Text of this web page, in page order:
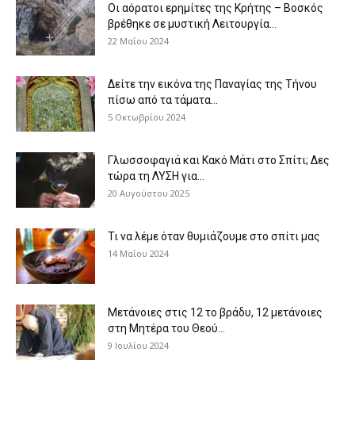
Οι αόρατοι ερημίτες της Κρήτης – Βοσκός
βρέθηκε σε μυστική Λειτουργία...
22 Μαΐου 2024
Δείτε την εικόνα της Παναγίας της Τήνου
πίσω από τα τάματα...
5 Οκτωβρίου 2024
Γλωσσοφαγιά και Κακό Μάτι στο Σπίτι; Δες
τώρα τη ΛΥΣΗ για...
20 Αυγούστου 2025
Τι να λέμε όταν θυμιάζουμε στο σπίτι μας
14 Μαΐου 2024
Μετάνοιες στις 12 το βράδυ, 12 μετάνοιες
στη Μητέρα του Θεού...
9 Ιουλίου 2024